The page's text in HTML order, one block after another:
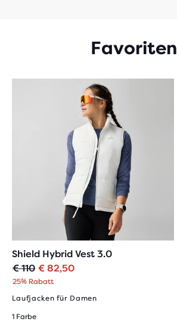
Favoriten
Shield Hybrid Vest 3.0
Ursprünglicher
Preis
€ 110
Aktueller
Preis
€ 82,50
25% Rabatt
Laufjacken für Damen
1 Farbe